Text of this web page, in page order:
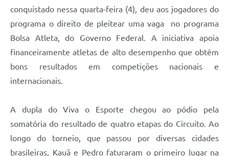
conquistado nessa quarta-feira (4), deu aos jogadores do
programa o direito de pleitear uma vaga no programa
Bolsa Atleta, do Governo Federal. A iniciativa apoia
financeiramente atletas de alto desempenho que obtêm
bons resultados em competições nacionais e
internacionais.
A dupla do Viva o Esporte chegou ao pódio pela
somatória do resultado de quatro etapas do Circuito. Ao
longo do torneio, que passou por diversas cidades
brasileiras, Kauã e Pedro faturaram o primeiro lugar na